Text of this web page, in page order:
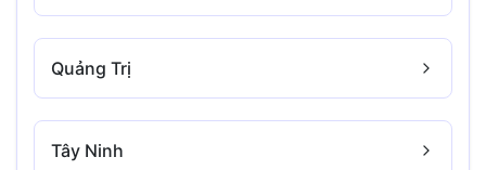
Quảng Trị
Tây Ninh